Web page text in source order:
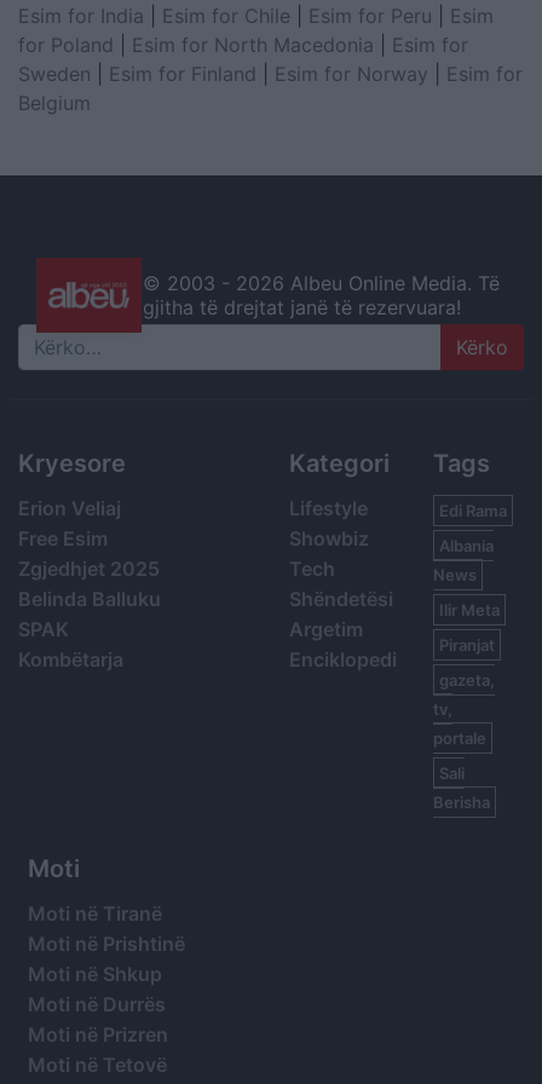
Esim for India
Esim for Chile Esim for Peru
Esim
for Poland
Esim for North Macedonia
Esim for
Sweden
Esim for Finland Esim for Norway
Esim for
Belgium
© 2003 - 2026 Albeu Online Media. Të
gjitha të drejtat janë të rezervuara!
Search
Kryesore
Erion Veliaj
Free Esim
Zgjedhjet 2025
Belinda Balluku
SPAK
Kombëtarja
Kategori
Lifestyle
Showbiz
Tech
Shëndetësi
Argetim
Enciklopedi
Tags
Edi Rama
Albania
News
Ilir Meta
Piranjat
gazeta,
tv,
portale
Sali
Berisha
Moti
Moti në Tiranë
Moti në Prishtinë
Moti në Shkup
Moti në Durrës
Moti në Prizren
Moti në Tetovë